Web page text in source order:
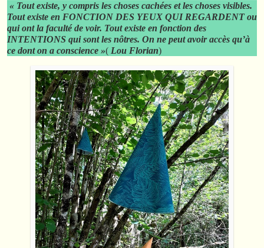
« Tout existe, y compris les choses cachées et les choses visibles.
Tout existe en FONCTION DES YEUX QUI REGARDENT ou
qui ont la faculté de voir. Tout existe en fonction des
INTENTIONS qui sont les nôtres. On ne peut avoir accès qu’à
ce dont on a conscience »( Lou Florian)